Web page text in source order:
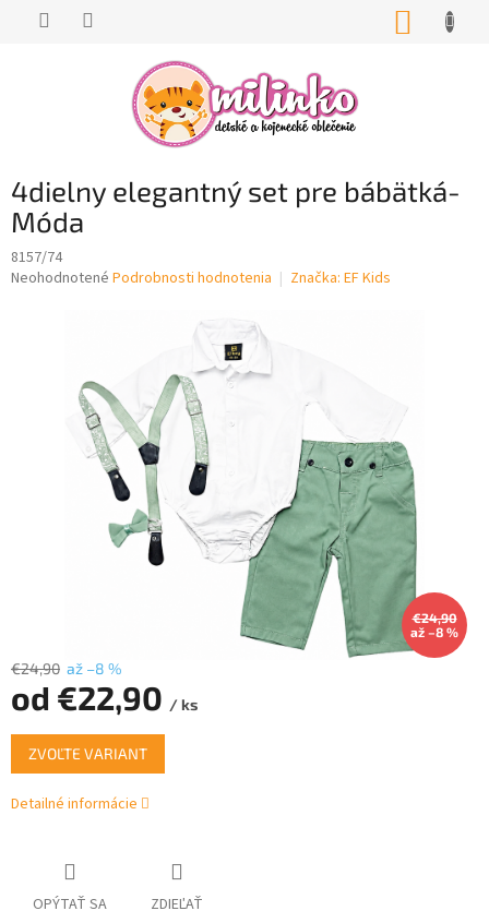
4dielny elegantný set pre bábätká-
Móda
8157/74
Priemerné
hviezdičiek.
Neohodnotené Podrobnosti hodnotenia Značka: EF Kids
€24,90
až –8 %
€24,90 až –8 %
od €22,90 / ks
Jednotková
cena:
ZVOĽTE VARIANT
Detailné informácie
OPÝTAŤ SA ZDIEĽAŤ